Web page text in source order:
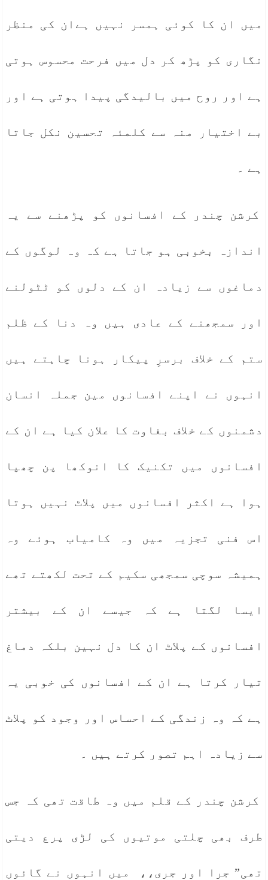
میں ان کا کوئی ہمسر نہیں ہےان کی منظر
نگاری کو پڑھ کر دل میں فرحت محسوس ہوتی
ہے اور روح میں بالیدگی پیدا ہوتی ہے اور
بے اختیار منہ سے کلمئہ تحسین نکل جاتا
ہے ۔
کرشن چندر کے افسانوں کو پڑھنے سے یہ
اندازہ بخوبی ہو جاتا ہے کہ وہ لوگوں کے
دماغوں سے زیادہ ان کے دلوں کو ٹٹولنے
اور سمجھنے کے عادی ہیں وہ دنا کے ظلم
ستم کے خلاف برسرِ پیکار ہونا چاہتے ہیں
انہوں نے اپنے افسانوں مین جملہ انسان
دشمنوں کے خلاف بغاوت کا علان کیا ہے ان کے
افسانوں میں تکنیک کا انوکھا پن چھپا
ہوا ہے اکثر افسانوں میں پلاٹ نہیں ہوتا
اس فنی تجزیہ میں وہ کامیاب ہوئے وہ
ہمیشہ سوچی سمجھی سکیم کے تحت لکھتے تھے
ایسا لگتا ہے کہ جیسے ان کے بیشتر
افسانوں کے پلاٹ ان کا دل نہین بلکہ دماغ
تیار کرتا ہے ان کے افسانوں کی خوبی یہ
ہے کہ وہ زندگی کے احساس اور وجود کو پلاٹ
سے زیادہ اہم تصور کرتے ہیں ۔
کرشن چندر کے قلم میں وہ طاقت تھی کہ جس
طرف بھی چلتی موتیوں کی لڑی پرع دیتی
تھی” جرا اور جری،، میں انہوں نے گائوں